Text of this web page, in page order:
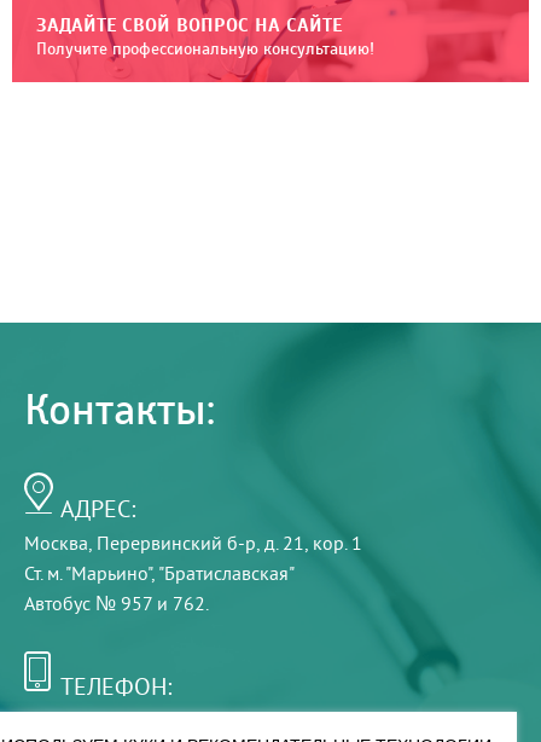
ЗАДАЙТЕ СВОЙ ВОПРОС НА САЙТЕ
Получите профессиональную консультацию!
Контакты:
АДРЕС:
Москва, Перервинский б-р, д. 21, кор. 1
Ст. м. "Марьино", "Братиславская"
Автобус № 957 и 762.
ТЕЛЕФОН: